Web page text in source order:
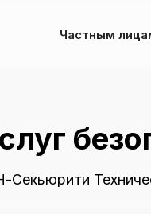
Частным
Секьюрити